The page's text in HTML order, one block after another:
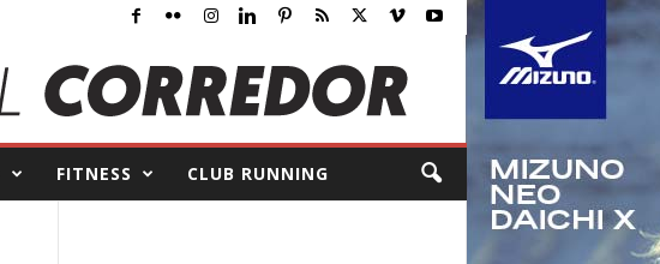
FITNESS CLUB RUNNING